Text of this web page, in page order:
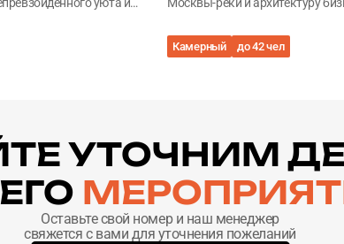
уюта и
Москвы-реки и архитектуру
Камерный до 42 чел
УТОЧНИМ
Оставьте свой номер и наш менеджер
свяжется с вами для уточнения пожеланий